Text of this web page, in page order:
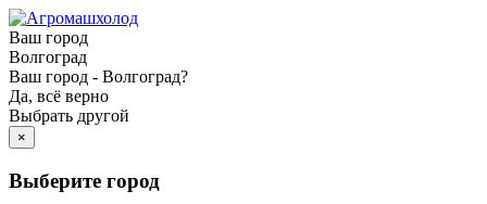
Ваш город
Волгоград
Ваш город - Волгоград?
Да, всё верно
Выбрать другой
×
Выберите город